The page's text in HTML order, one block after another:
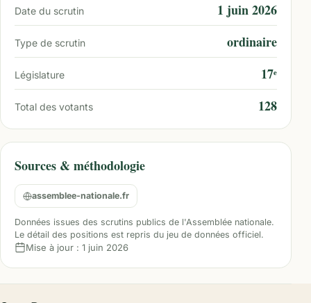
Date du scrutin 1 juin 2026
Type de scrutin ordinaire
Législature 17ᵉ
Total des votants 128
Sources & méthodologie
assemblee-nationale.fr
Données issues des scrutins publics de l'Assemblée nationale.
Le détail des positions est repris du jeu de données officiel.
Mise à jour : 1 juin 2026